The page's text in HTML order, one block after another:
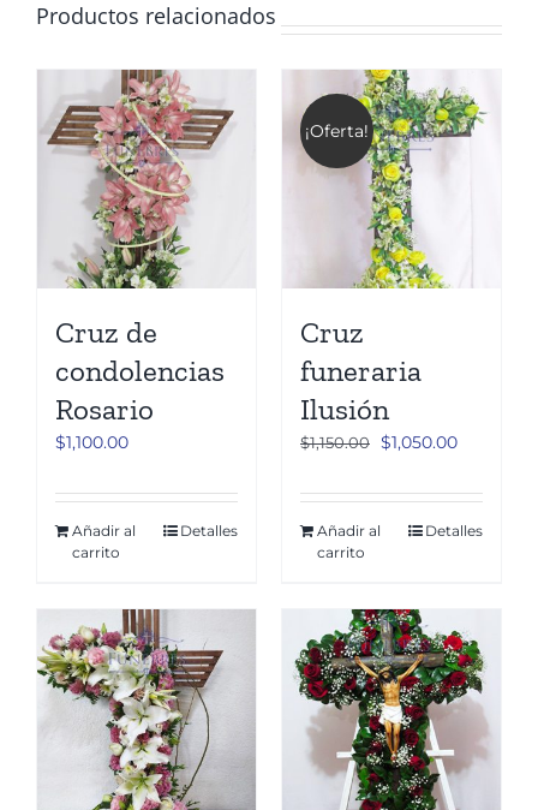
Productos relacionados
Cruz de
condolencias
Rosario
$1,100.00
Añadir al
carrito
Detalles
¡Oferta!
Cruz
funeraria
Ilusión
$1,150.00 El
original
$1,050.00El
actual
es:
Añadir al
carrito
Detalles